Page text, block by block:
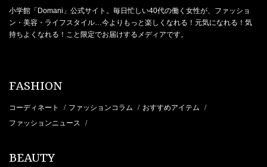
小学館「Domani」公式サイト。毎日忙しい40代の働く女性が、ファッショ
ン・美容・ライフスタイル…今よりもっと楽しくなれる！元気になれる！気
持ちよくなれる！こと限定でお届けするメディアです。
FASHION
コーディネート / ファッションコラム / おすすめアイテム /
ファッションニュース /
BEAUTY